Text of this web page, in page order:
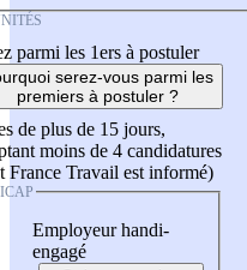
parmi les 1ers à postuler
serez-vous parmi les
premiers à postuler ?
de plus de 15 jours,
moins de 4 candidatures
France Travail est informé)
Employeur handi-
engagé